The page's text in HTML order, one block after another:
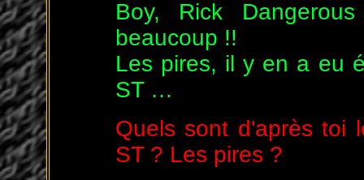
Boy, Rick
beaucoup !!
Les pires, il y en a eu
ST …
Quels sont d'après toi
ST ? Les pires ?